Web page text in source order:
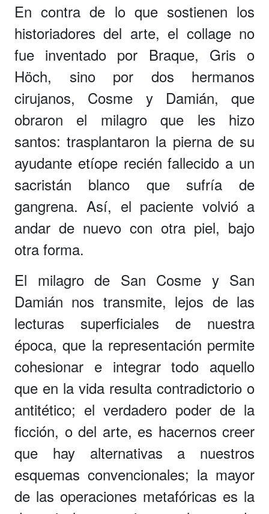
En contra de lo que sostienen los
historiadores del arte, el collage no
fue inventado por Braque, Gris o
Höch, sino por dos hermanos
cirujanos, Cosme y Damián, que
obraron el milagro que les hizo
santos: trasplantaron la pierna de su
ayudante etíope recién fallecido a un
sacristán blanco que sufría de
gangrena. Así, el paciente volvió a
andar de nuevo con otra piel, bajo
otra forma.
El milagro de San Cosme y San
Damián nos transmite, lejos de las
lecturas superficiales de nuestra
época, que la representación permite
cohesionar e integrar todo aquello
que en la vida resulta contradictorio o
antitético; el verdadero poder de la
ficción, o del arte, es hacernos creer
que hay alternativas a nuestros
esquemas convencionales; la mayor
de las operaciones metafóricas es la